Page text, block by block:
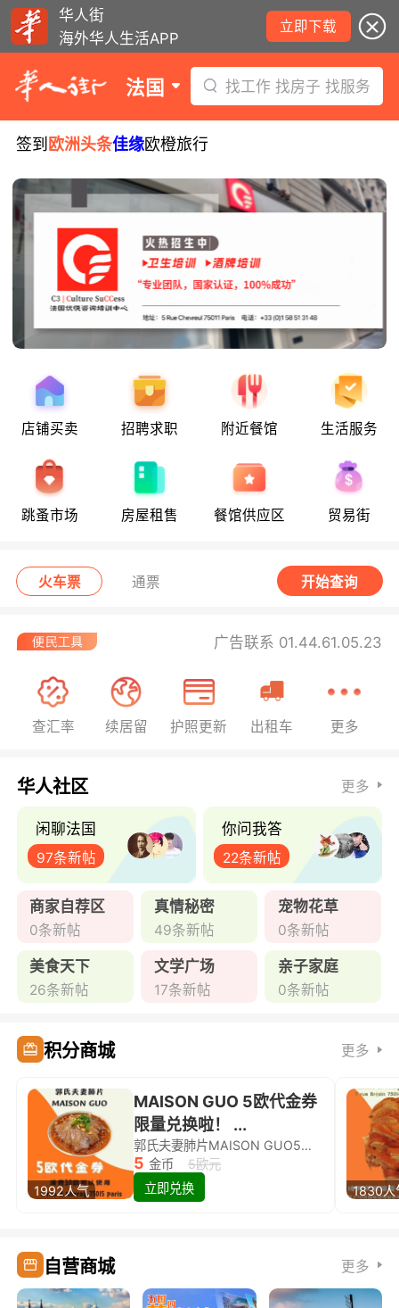
华人街
海外华人生活APP
立即下载
法国 找工作 找房子 找服务
签到 欧洲头条佳缘欧橙旅行
店铺买卖 招聘求职 附近餐馆 生活服务
跳蚤市场 房屋租售 餐馆供应区 贸易街
火车票 通票 开始查询
广告联系 01.44.61.05.23
查汇率 续居留 护照更新 出租车 更多
华人社区 更多
闲聊法国
97条新帖
你问我答
22条新帖
商家自荐区
0条新帖
真情秘密
49条新帖
宠物花草
0条新帖
美食天下
26条新帖
文学广场
17条新帖
亲子家庭
0条新帖
积分商城 更多
1992人气
MAISON GUO 5欧代金券
限量兑换啦！ ...
郭氏夫妻肺片MAISON GUO5欧代金券限量兑换啦！
5 金币
5欧元
立即兑换
1830人
自营商城 更多